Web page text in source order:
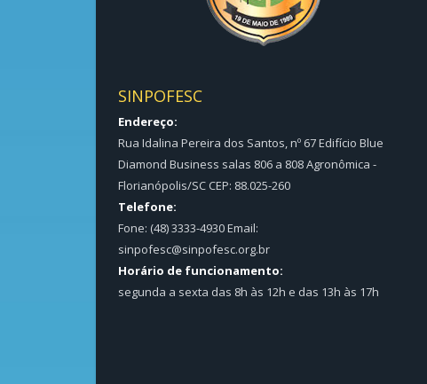
SINPOFESC
Endereço:
Rua Idalina Pereira dos Santos, nº 67 Edifício Blue
Diamond Business salas 806 a 808 Agronômica -
Florianópolis/SC CEP: 88.025-260
Telefone:
Fone: (48) 3333-4930 Email:
sinpofesc@sinpofesc.org.br
Horário de funcionamento:
segunda a sexta das 8h às 12h e das 13h às 17h